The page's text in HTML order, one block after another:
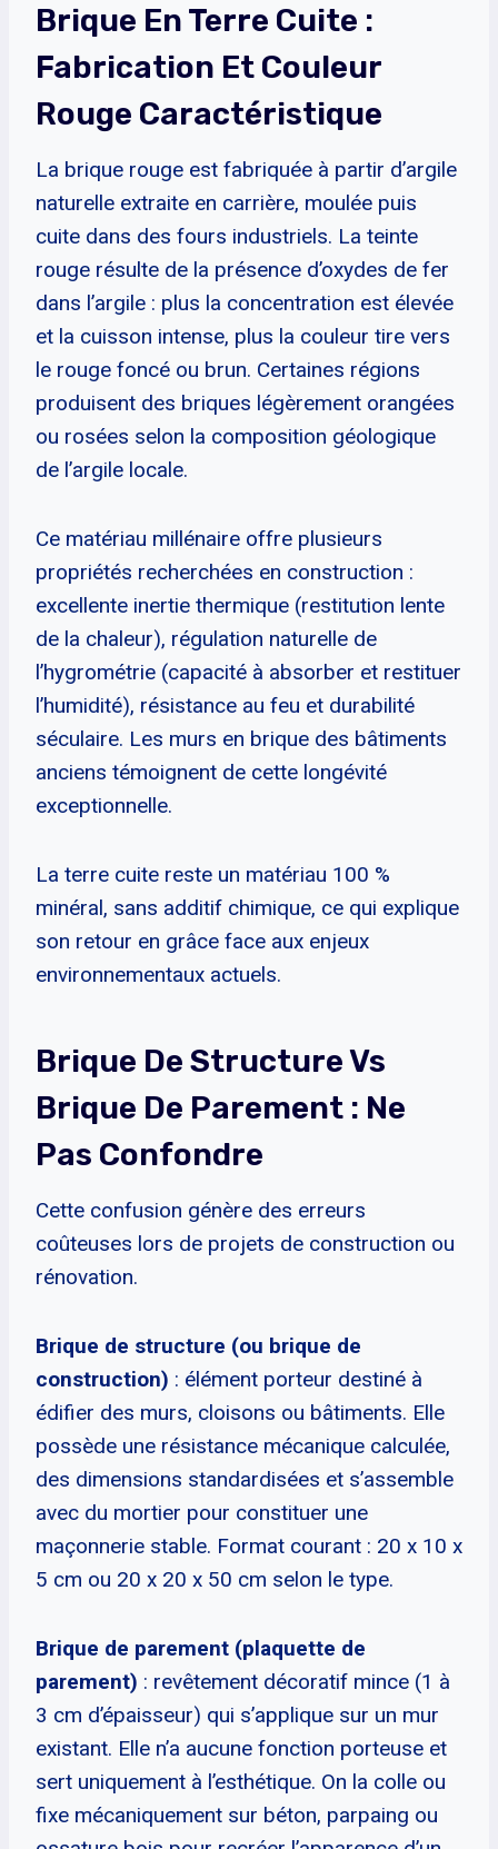
Brique En Terre Cuite :
Fabrication Et Couleur
Rouge Caractéristique
La brique rouge est fabriquée à partir d’argile
naturelle extraite en carrière, moulée puis
cuite dans des fours industriels. La teinte
rouge résulte de la présence d’oxydes de fer
dans l’argile : plus la concentration est élevée
et la cuisson intense, plus la couleur tire vers
le rouge foncé ou brun. Certaines régions
produisent des briques légèrement orangées
ou rosées selon la composition géologique
de l’argile locale.
Ce matériau millénaire offre plusieurs
propriétés recherchées en construction :
excellente inertie thermique (restitution lente
de la chaleur), régulation naturelle de
l’hygrométrie (capacité à absorber et restituer
l’humidité), résistance au feu et durabilité
séculaire. Les murs en brique des bâtiments
anciens témoignent de cette longévité
exceptionnelle.
La terre cuite reste un matériau 100 %
minéral, sans additif chimique, ce qui explique
son retour en grâce face aux enjeux
environnementaux actuels.
Brique De Structure Vs
Brique De Parement : Ne
Pas Confondre
Cette confusion génère des erreurs
coûteuses lors de projets de construction ou
rénovation.
Brique de structure (ou brique de
construction) : élément porteur destiné à
édifier des murs, cloisons ou bâtiments. Elle
possède une résistance mécanique calculée,
des dimensions standardisées et s’assemble
avec du mortier pour constituer une
maçonnerie stable. Format courant : 20 x 10 x
5 cm ou 20 x 20 x 50 cm selon le type.
Brique de parement (plaquette de
parement) : revêtement décoratif mince (1 à
3 cm d’épaisseur) qui s’applique sur un mur
existant. Elle n’a aucune fonction porteuse et
sert uniquement à l’esthétique. On la colle ou
fixe mécaniquement sur béton, parpaing ou